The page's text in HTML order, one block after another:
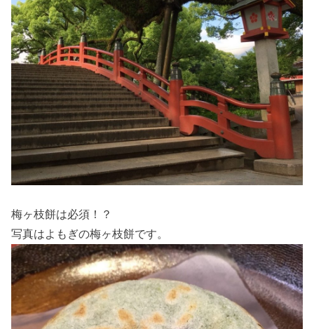
梅ヶ枝餅は必須！？
写真はよもぎの梅ヶ枝餅です。